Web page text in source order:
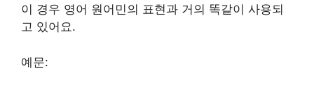
이 경우 영어 원어민의 표현과 거의 똑같이 사용되
고 있어요.
예문: